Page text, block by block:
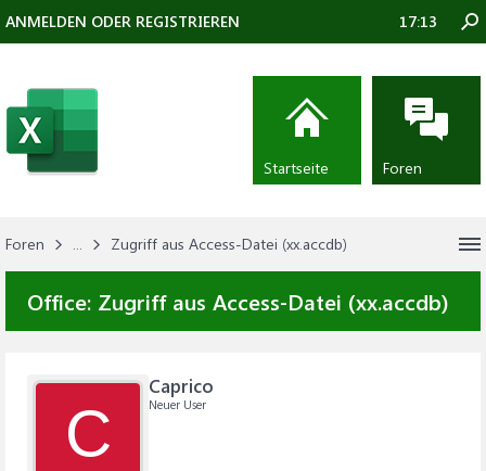
Foren ... Zugriff aus Access-Datei (xx.accdb)
Office: Zugriff aus Access-Datei (xx.accdb)
C
Caprico
Neuer User
ANMELDEN ODER REGISTRIEREN 17:13
Startseite Foren